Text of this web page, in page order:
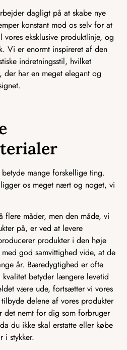
dagligt på at skabe nye
konstant mod os selv for at
eksklusive produktlinje, og
Vi er enormt inspireret af den
indretningsstil, hvilket
der har en meget elegant og
mange forskellige ting.
os meget nært og noget, vi
flere måder, men den måde, vi
på, er ved at levere
produkter i den høje
god samvittighed vide, at de
år. Bæredygtighed er ofte
betyder længere levetid
være ude, fortsætter vi vores
delene af vores produkter
det nemt for dig som forbruger
du ikke skal erstatte eller købe
i stykker.